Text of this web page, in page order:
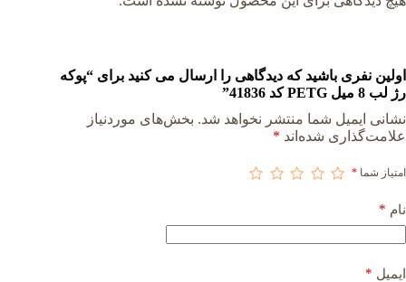
اولین نفری باشید که دیدگاهی را ارسال می کنید برای “پوکه
رژ لب 8 میل PETG کد 41836”
نشانی ایمیل شما منتشر نخواهد شد. بخش‌های موردنیاز
علامت‌گذاری شده‌اند *
امتیاز شما *
نام *
ایمیل *